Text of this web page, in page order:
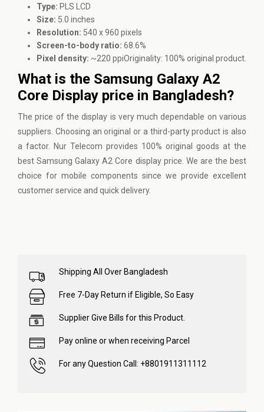
Type: PLS LCD
Size: 5.0 inches
Resolution: 540 x 960 pixels
Screen-to-body ratio: 68.6%
Pixel density: ~220 ppiOriginality: 100% original product.
What is the Samsung Galaxy A2
Core Display price in Bangladesh?
The price of the display is very much dependable on various
suppliers. Choosing an original or a third-party product is also
a factor.
Nur Telecom provides 100% original goods at the
best Samsung Galaxy A2 Core display price. We are the best
choice for mobile components since we provide excellent
customer service and quick delivery.
Shipping All Over Bangladesh
Free 7-Day Return if Eligible, So Easy
Supplier Give Bills for this Product.
Pay online or when receiving Parcel
For any Question Call: +8801911311112